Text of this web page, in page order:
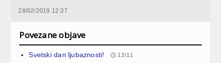
28/02/2019 12:37
Povezane objave
Svetski dan ljubaznosti! 13/11